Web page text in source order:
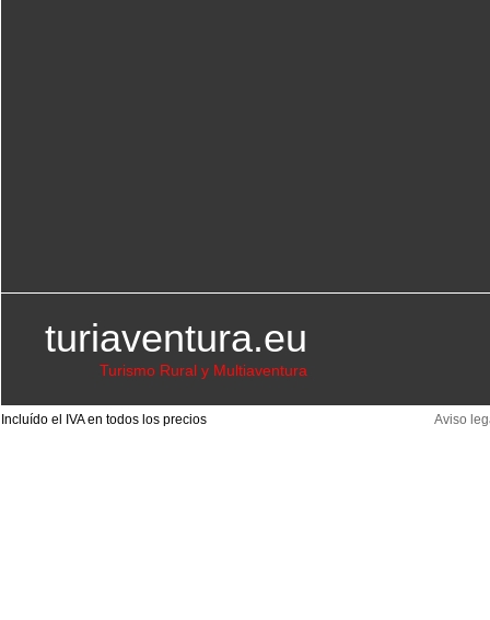
turiaventura.eu
Turismo Rural y Multiaventura
Incluído el IVA en todos los precios Aviso